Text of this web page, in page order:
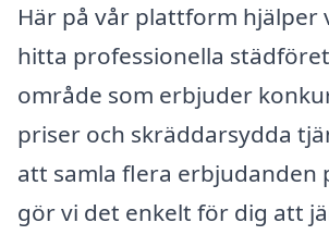
Här på vår plattform hjälper
hitta professionella
område som erbjuder
priser och skräddarsydda
att samla flera erbjudanden
gör vi det enkelt för dig att